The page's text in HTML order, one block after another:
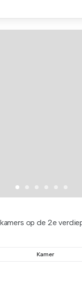
kamers op de 2e
Kamer